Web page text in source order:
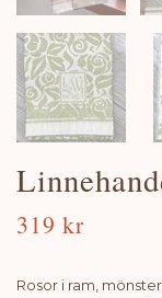
319 kr
Rosor i ram,